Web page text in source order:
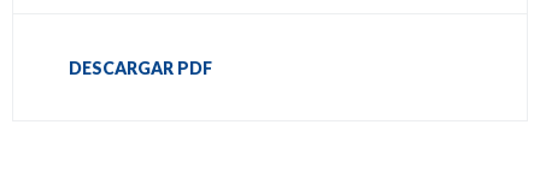
DESCARGAR PDF